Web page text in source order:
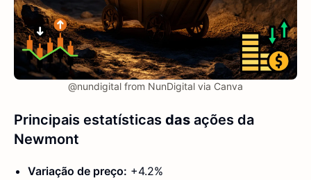
@nundigital from NunDigital via Canva
Principais estatísticas das ações da
Newmont
Variação de preço: +4.2%